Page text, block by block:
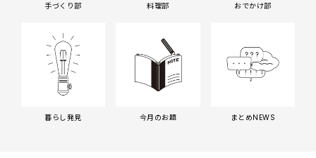
手づくり部 料理部 おでかけ部
暮らし発見 今月のお題 まとめNEWS